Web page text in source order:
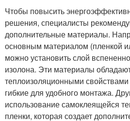
Чтобы повысить
решения, специалисты
дополнительные материалы.
основным материалом (пленкой
можно установить слой
изолона. Эти материалы
теплоизоляционными
гибкие для удобного монтажа.
использование самоклеящейся
пленки, которая создает